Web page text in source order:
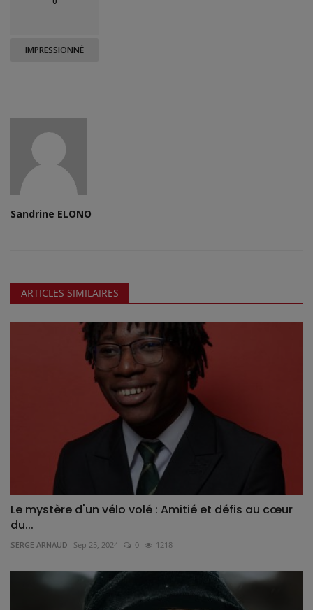
IMPRESSIONNÉ
Sandrine ELONO
ARTICLES SIMILAIRES
Le mystère d'un vélo volé : Amitié et défis au cœur
du...
SERGE ARNAUD Sep 25, 2024 0 1218